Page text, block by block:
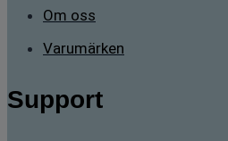
Om oss
Varumärken
Support